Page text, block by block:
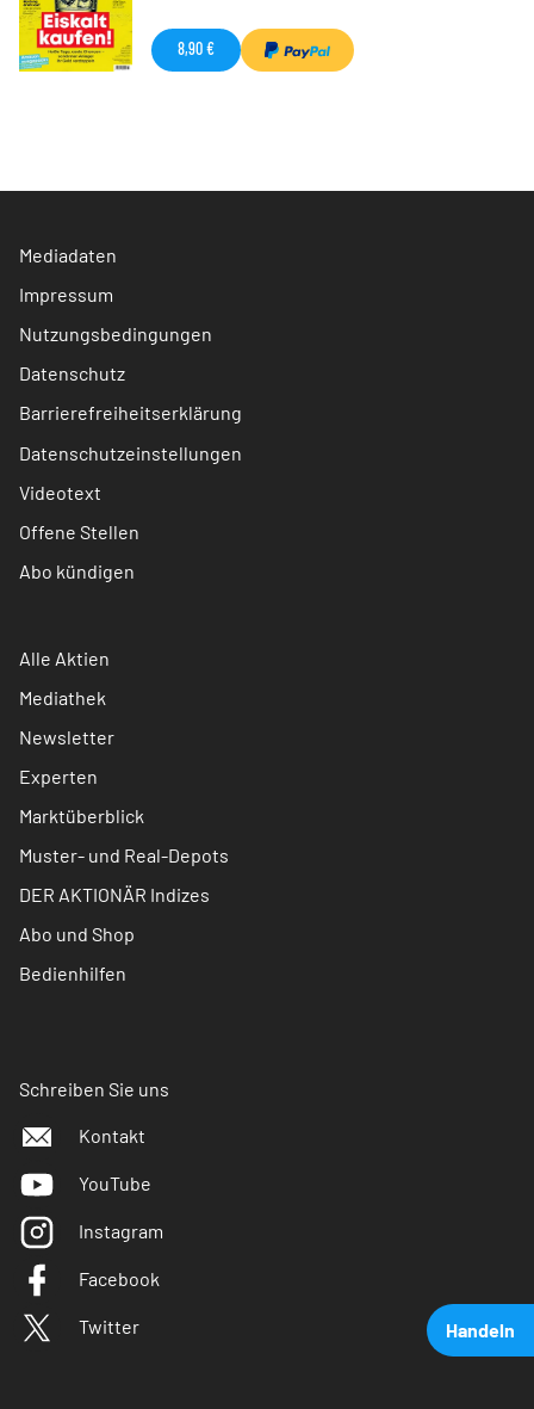
Handeln
8,90 €
Mediadaten
Impressum
Nutzungsbedingungen
Datenschutz
Barrierefreiheitserklärung
Datenschutzeinstellungen
Videotext
Offene Stellen
Abo kündigen
Alle Aktien
Mediathek
Newsletter
Experten
Marktüberblick
Muster- und Real-Depots
DER AKTIONÄR Indizes
Abo und Shop
Bedienhilfen
Schreiben Sie uns
Kontakt
YouTube
Instagram
Facebook
Twitter